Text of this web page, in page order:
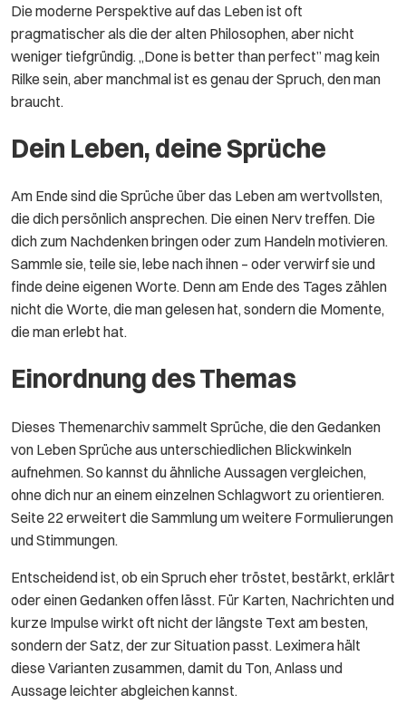
Die moderne Perspektive auf das Leben ist oft
pragmatischer als die der alten Philosophen, aber nicht
weniger tiefgründig. „Done is better than perfect” mag kein
Rilke sein, aber manchmal ist es genau der Spruch, den man
braucht.
Dein Leben, deine Sprüche
Am Ende sind die Sprüche über das Leben am wertvollsten,
die dich persönlich ansprechen. Die einen Nerv treffen. Die
dich zum Nachdenken bringen oder zum Handeln motivieren.
Sammle sie, teile sie, lebe nach ihnen – oder verwirf sie und
finde deine eigenen Worte. Denn am Ende des Tages zählen
nicht die Worte, die man gelesen hat, sondern die Momente,
die man erlebt hat.
Einordnung des Themas
Dieses Themenarchiv sammelt Sprüche, die den Gedanken
von Leben Sprüche aus unterschiedlichen Blickwinkeln
aufnehmen. So kannst du ähnliche Aussagen vergleichen,
ohne dich nur an einem einzelnen Schlagwort zu orientieren.
Seite 22 erweitert die Sammlung um weitere Formulierungen
und Stimmungen.
Entscheidend ist, ob ein Spruch eher tröstet, bestärkt, erklärt
oder einen Gedanken offen lässt. Für Karten, Nachrichten und
kurze Impulse wirkt oft nicht der längste Text am besten,
sondern der Satz, der zur Situation passt. Leximera hält
diese Varianten zusammen, damit du Ton, Anlass und
Aussage leichter abgleichen kannst.